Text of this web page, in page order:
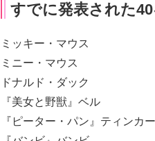
すでに発表された
ミッキー・マウス
ミニー・マウス
ドナルド・ダック
『美女と野獣』ベル
『ピーター・パン』ティンカ